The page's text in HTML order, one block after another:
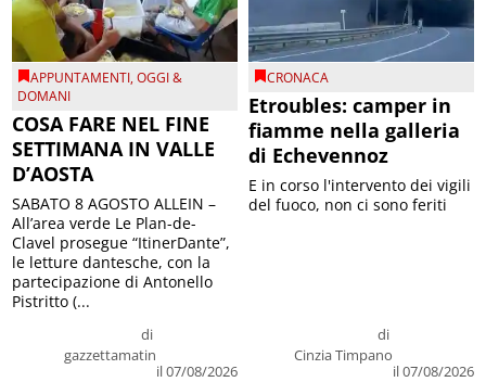
APPUNTAMENTI,OGGI &
DOMANI
COSA FARE NEL FINE
SETTIMANA IN VALLE
D’AOSTA
di
gazzettamatin
il 07/08/2026
SABATO 8 AGOSTO ALLEIN –
All’area verde Le Plan-de-
Clavel prosegue “ItinerDante”,
le letture dantesche, con la
partecipazione di Antonello
Pistritto (...
CRONACA
Etroubles: camper in
fiamme nella galleria
di Echevennoz
di
Cinzia Timpano
il 07/08/2026
E in corso l'intervento dei vigili
del fuoco, non ci sono feriti